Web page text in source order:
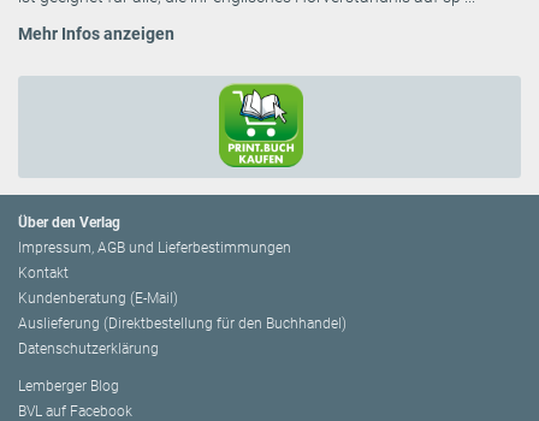
Mehr Infos anzeigen
Über den Verlag
Impressum, AGB und Lieferbestimmungen
Kontakt
Kundenberatung (E-Mail)
Auslieferung (Direktbestellung für den Buchhandel)
Datenschutzerklärung
Lemberger Blog
BVL auf Facebook